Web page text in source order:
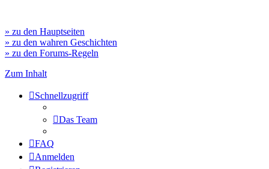
» zu den Hauptseiten
» zu den wahren Geschichten
» zu den Forums-Regeln
Zum Inhalt
Schnellzugriff
Das Team
FAQ
Anmelden